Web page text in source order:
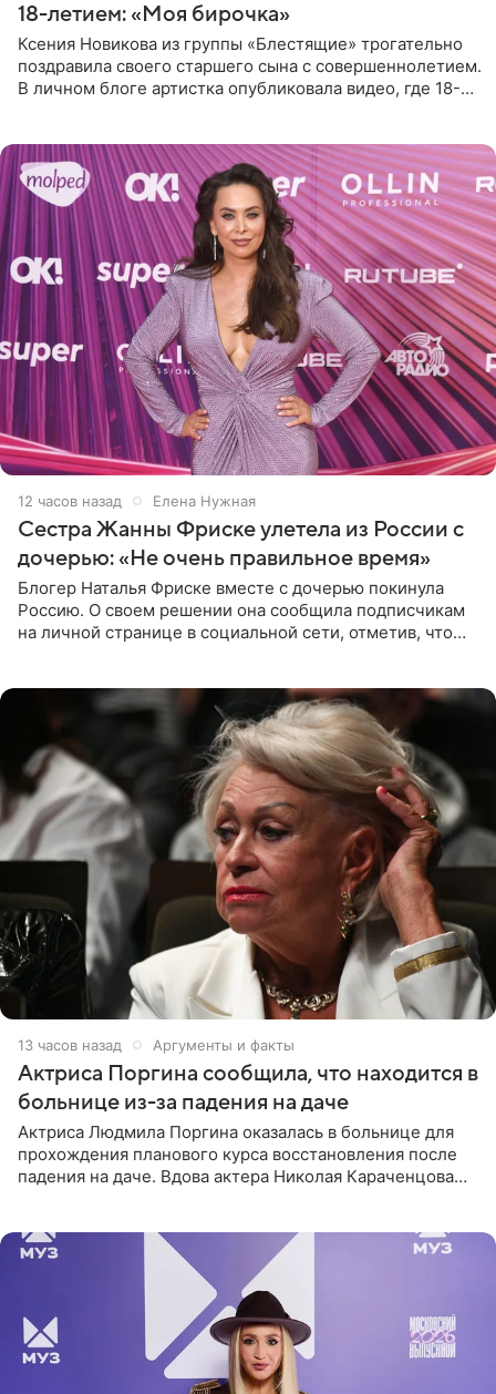
18-летием: «Моя бирочка»
Ксения Новикова из группы «Блестящие» трогательно
поздравила своего старшего сына с совершеннолетием.
В личном блоге артистка опубликовала видео, где 18-
12 часов назад Елена Нужная
Сестра Жанны Фриске улетела из России с
дочерью: «Не очень правильное время»
Блогер Наталья Фриске вместе с дочерью покинула
Россию. О своем решении она сообщила подписчикам
на личной странице в социальной сети, отметив, что
13 часов назад Аргументы и факты
Актриса Поргина сообщила, что находится в
больнице из-за падения на даче
Актриса Людмила Поргина оказалась в больнице для
прохождения планового курса восстановления после
падения на даче. Вдова актера Николая Караченцова